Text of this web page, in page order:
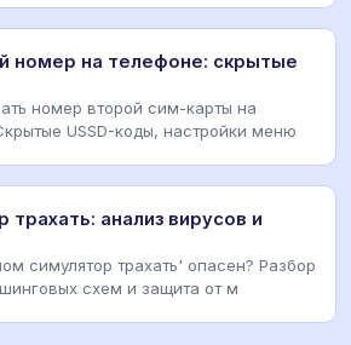
номер на телефоне: скрытые
номер второй сим-карты на
USSD-коды, настройки меню
трахать: анализ вирусов и
симулятор трахать' опасен? Разбор
схем и защита от м